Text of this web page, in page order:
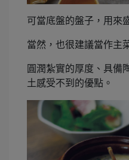
可當底盤的盤子，用來
當然，也很建議當作主
圓潤紮實的厚度、具備
土感受不到的優點。